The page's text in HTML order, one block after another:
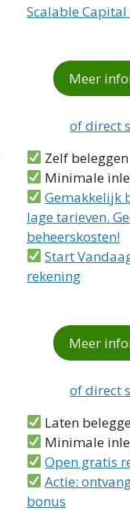
Scalable Capital
Meer
of direct
Zelf beleggen
Minimale
Gemakkelijk
lage tarieven.
beheerskosten!
Start
rekening
Meer
of direct
Laten
Minimale
Open gratis
Actie:
bonus